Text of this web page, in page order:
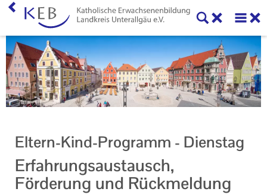
Eltern-Kind-Programm - Dienstag
Erfahrungsaustausch,
Förderung und Rückmeldung
Home
KEB Landkreis Unterallgäu
Willkommen
Vorstand und Beirat der KEB Landkreis Unterallgäu
Mitglieder der KEB Landkreis Unterallgäu